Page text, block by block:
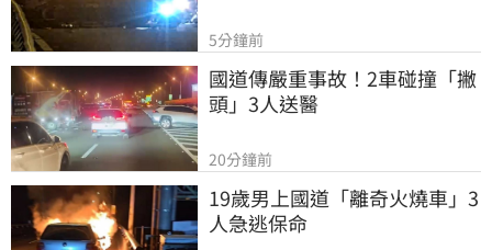
5分鐘前
國道傳嚴重事故！2車碰撞「撇
頭」3人送醫
20分鐘前
19歲男上國道「離奇火燒車」3
人急逃保命